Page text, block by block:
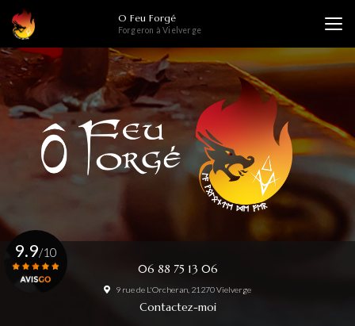
contenu
principal
O Feu Forgé
Forgeron à Vielverge
06 88 75 13 06
9 rue de L'Orcheran, 21270 Vielverge
Contactez-moi
9.9/10